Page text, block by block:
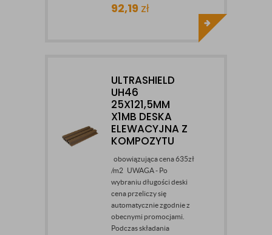
92,19 zł
ULTRASHIELD
UH46
25X121,5MM
X1MB DESKA
ELEWACYJNA Z
KOMPOZYTU
obowiązująca cena 635zł
/m2 UWAGA - Po
wybraniu długości deski
cena przeliczy się
automatycznie zgodnie z
obecnymi promocjami.
Podczas składania